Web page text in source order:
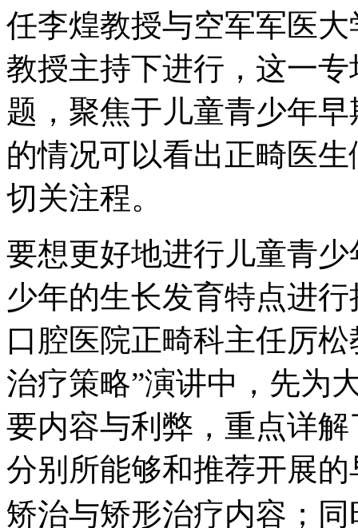
任李煌教授与空军军医
教授主持下进行，这一专
题，聚焦于儿童青少年
的情况可以看出正畸医
切关注程。
要想更好地进行儿童青
少年的生长发育特点进
口腔医院正畸科主任厉
治疗策略”演讲中，先为
要内容与利弊，重点详
分别所能够和推荐开展
矫治与矫形治疗内容；